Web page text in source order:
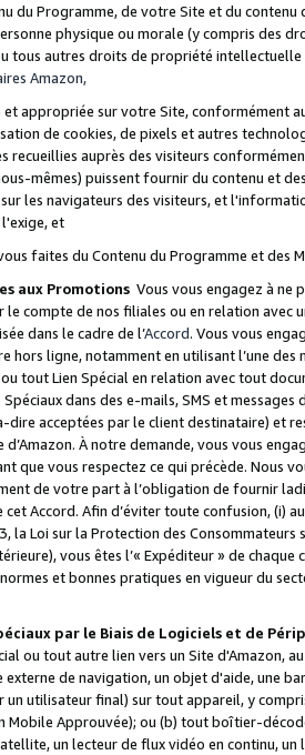
du Programme, de votre Site et du
physique ou morale (y compris des
tous autres droits de propriété
Amazon,
appropriée sur votre Site, conformément
de cookies, de pixels et autres
recueillies auprès des visiteurs
mêmes) puissent fournir du contenu et
les navigateurs des visiteurs, et
et
faites du Contenu du Programme et des
aux Promotions Vous vous engagez à ne
compte de nos filiales ou en relation avec
dans le cadre de l’Accord. Vous vous
hors ligne, notamment en utilisant l’une
tout Lien Spécial en relation avec tout
dans des e-mails, SMS et
dire acceptées par le client destinataire) et
d’Amazon. À notre demande, vous vous
que vous respectez ce qui précède. Nous
de votre part à l’obligation de fournir
Accord. Afin d’éviter toute confusion, (i)
la Loi sur la Protection des
vous êtes l’« Expéditeur » de
et bonnes pratiques en vigueur du
par le Biais de Logiciels et de
ou tout autre lien vers un Site d'Amazon,
externe de navigation, un objet d'aide, une
un utilisateur final) sur tout appareil, y
Mobile Approuvée); ou (b) tout boîtier-
un lecteur de flux vidéo en continu,